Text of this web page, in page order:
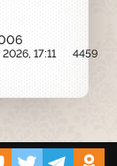
17:11 4459